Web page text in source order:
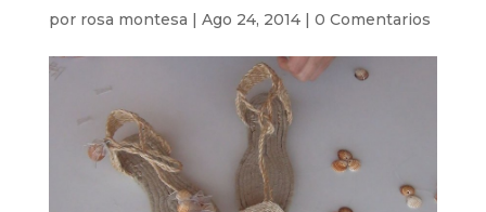
por rosa montesa | Ago 24, 2014| 0 Comentarios